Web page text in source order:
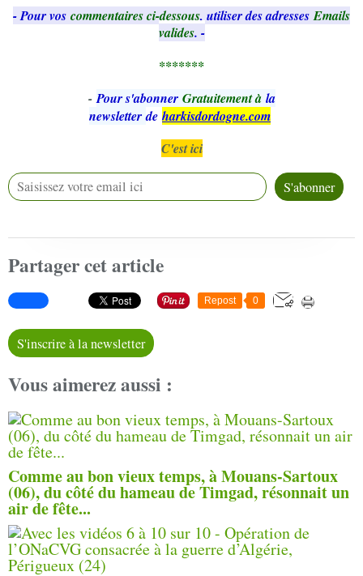
- Pour vos commentaires ci-dessous, utiliser des adressesEmails
valides. -
*******
- Pour s'abonner Gratuitement à la
newsletter de harkisdordogne.com
C'est ici
Partager cet article
Repost 0
S'inscrire à la newsletter
Vous aimerez aussi :
Comme au bon vieux temps, à Mouans-Sartoux
(06), du côté du hameau de Timgad, résonnait un
air de fête...